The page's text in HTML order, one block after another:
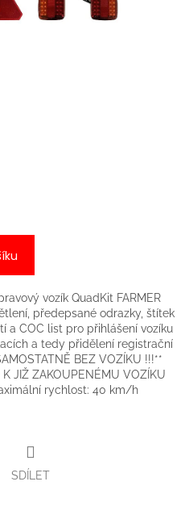
vozík QuadKit FARMER
předepsané odrazky, štítek
a COC list pro přihlášení vozíku
a tedy přidělení registrační
BEZ VOZÍKU !!!**
JIŽ ZAKOUPENÉMU VOZÍKU
rychlost: 40 km/h
SDÍLET